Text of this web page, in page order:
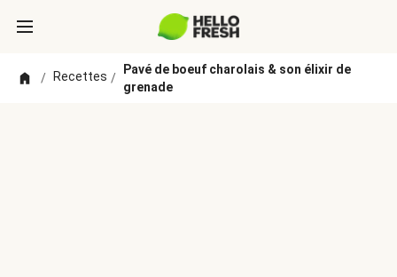
/ Recettes /
Pavé de boeuf charolais & son élixir de
grenade